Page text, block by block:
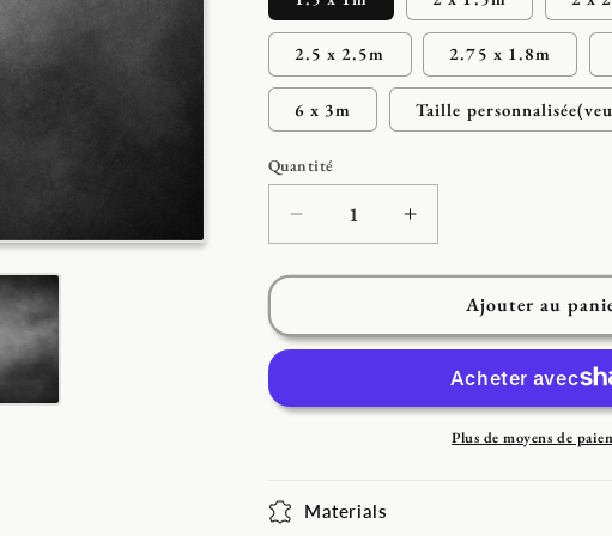
2.5 x 2.5m 2.75 x 1.8m
6 x 3m Taille
Quantité
Réduire
la
quantité
Toile
de
décors
de
Augmenter
la
quantité
Toile
de
fond
décors
abstraite
Ajouter au
Plus de moyens de
Materials